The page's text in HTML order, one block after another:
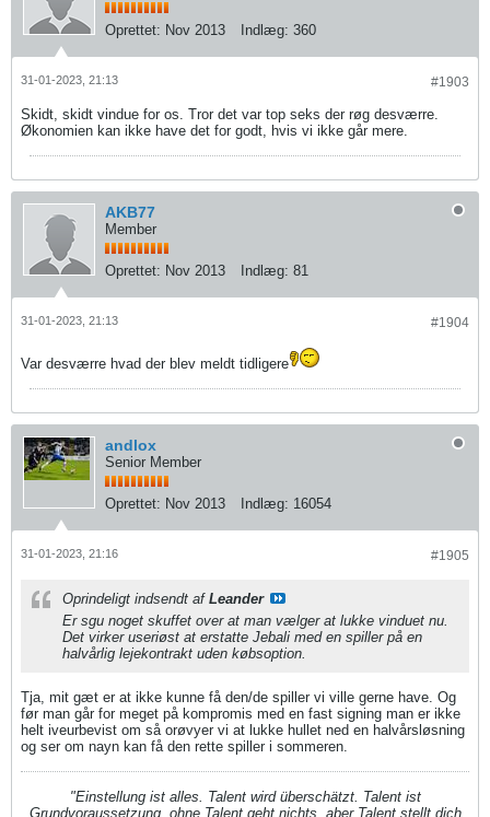
Oprettet: Nov 2013 Indlæg: 360
#1903
31-01-2023, 21:13
Skidt, skidt vindue for os. Tror det var top seks der røg desværre.
Økonomien kan ikke have det for godt, hvis vi ikke går mere.
AKB77
Member
Oprettet: Nov 2013 Indlæg: 81
#1904
31-01-2023, 21:13
Var desværre hvad der blev meldt tidligere
andlox
Senior Member
Oprettet: Nov 2013 Indlæg: 16054
#1905
31-01-2023, 21:16
Oprindeligt indsendt af Leander
Er sgu noget skuffet over at man vælger at lukke vinduet nu.
Det virker useriøst at erstatte Jebali med en spiller på en
halvårlig lejekontrakt uden købsoption.
Tja, mit gæt er at ikke kunne få den/de spiller vi ville gerne have. Og
før man går for meget på kompromis med en fast signing man er ikke
helt iveurbevist om så orøvyer vi at lukke hullet ned en halvårsløsning
og ser om nayn kan få den rette spiller i sommeren.
"Einstellung ist alles. Talent wird überschätzt. Talent ist
Grundvoraussetzung, ohne Talent geht nichts, aber Talent stellt dich